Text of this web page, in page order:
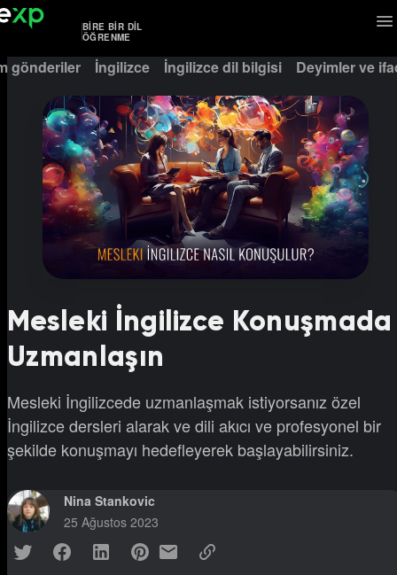
BIRE BIR DIL
ÖĞRENME
gönderiler İngilizce İngilizce dil bilgisi Deyimler ve
Mesleki İngilizce Konuşmada
Uzmanlaşın
Mesleki İngilizcede uzmanlaşmak istiyorsanız özel
İngilizce dersleri alarak ve dili akıcı ve profesyonel bir
şekilde konuşmayı hedefleyerek başlayabilirsiniz.
Nina Stankovic
25 Ağustos 2023